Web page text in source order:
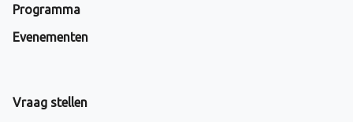
Programma
Evenementen
Vraag stellen